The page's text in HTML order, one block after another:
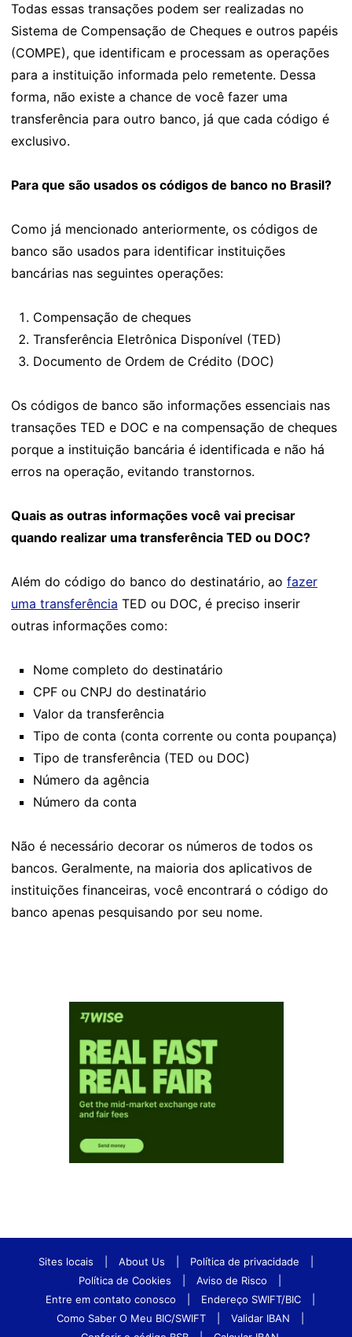
Todas essas transações podem ser realizadas no
Sistema de Compensação de Cheques e outros papéis
(COMPE), que identificam e processam as operações
para a instituição informada pelo remetente. Dessa
forma, não existe a chance de você fazer uma
transferência para outro banco, já que cada código é
exclusivo.
Para que são usados os códigos de banco no Brasil?
Como já mencionado anteriormente, os códigos de
banco são usados para identificar instituições
bancárias nas seguintes operações:
Compensação de cheques
Transferência Eletrônica Disponível (TED)
Documento de Ordem de Crédito (DOC)
Os códigos de banco são informações essenciais nas
transações TED e DOC e na compensação de cheques
porque a instituição bancária é identificada e não há
erros na operação, evitando transtornos.
Quais as outras informações você vai precisar
quando realizar uma transferência TED ou DOC?
Além do código do banco do destinatário, ao fazer
uma transferência TED ou DOC, é preciso inserir
outras informações como:
Nome completo do destinatário
CPF ou CNPJ do destinatário
Valor da transferência
Tipo de conta (conta corrente ou conta poupança)
Tipo de transferência (TED ou DOC)
Número da agência
Número da conta
Não é necessário decorar os números de todos os
bancos. Geralmente, na maioria dos aplicativos de
instituições financeiras, você encontrará o código do
banco apenas pesquisando por seu nome.
Sites locais About Us Política de privacidade
Política de Cookies
Aviso de Risco
Entre em contato conosco
Endereço SWIFT/BIC
Como Saber O Meu BIC/SWIFT
Validar IBAN